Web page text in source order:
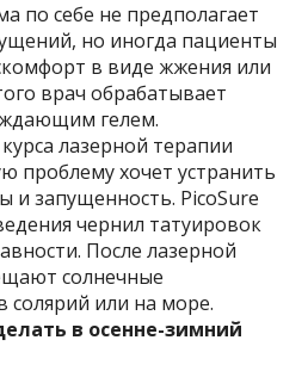
по себе не предполагает
но иногда пациенты
в виде жжения или
врач обрабатывает
гелем.
лазерной терапии
проблему хочет устранить
и запущенность. PicoSure
чернил татуировок
После лазерной
солнечные
солярий или на море.
в осенне-зимний